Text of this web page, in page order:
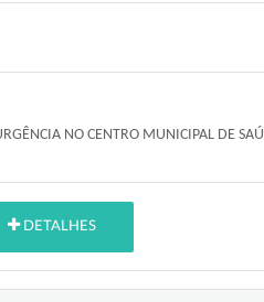
NO CENTRO MUNICIPAL DE
DETALHES